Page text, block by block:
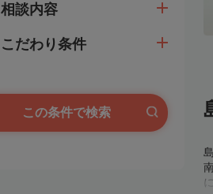
相談内容
こだわり条件
この条件で検索